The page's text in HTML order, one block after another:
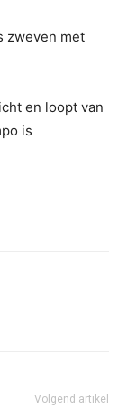
zweven met
en loopt van
is
Volgend artikel